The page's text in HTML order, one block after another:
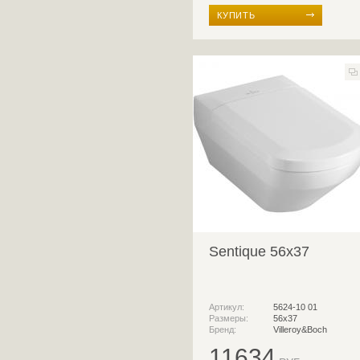
КУПИТЬ
Sentique 56x37
Артикул:
5624-10 01
Размеры:
56х37
Бренд:
Villeroy&Boch